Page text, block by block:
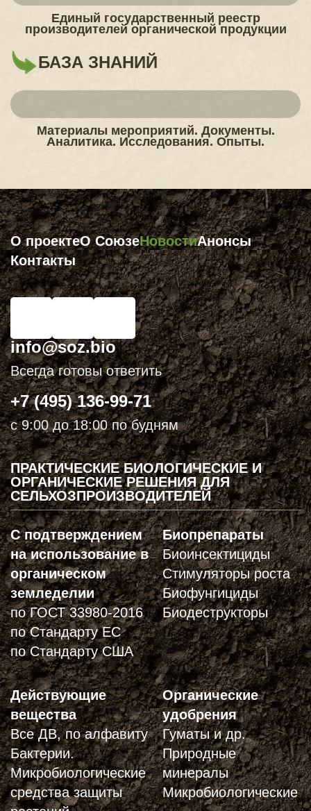
Единый государственный реестр
производителей органической продукции
БАЗА ЗНАНИЙ
Материалы мероприятий. Документы.
Аналитика. Исследования. Опыты.
О проектеО СоюзеНовостиАнонсы
Контакты
info@soz.bio
Всегда готовы ответить
+7 (495) 136-99-71
с 9:00 до 18:00 по будням
ПРАКТИЧЕСКИЕ БИОЛОГИЧЕСКИЕ И
ОРГАНИЧЕСКИЕ РЕШЕНИЯ ДЛЯ
СЕЛЬХОЗПРОИЗВОДИТЕЛЕЙ
С подтверждением
на использование в
органическом
земледелии
по ГОСТ 33980-2016
по Стандарту ЕС
по Стандарту США
Биопрепараты
Биоинсектициды
Стимуляторы роста
Биофунгициды
Биодеструкторы
Действующие
вещества
Все ДВ, по алфавиту
Бактерии.
Микробиологические
средства защиты
Органические
удобрения
Гуматы и др.
Природные
минералы
Микробиологические